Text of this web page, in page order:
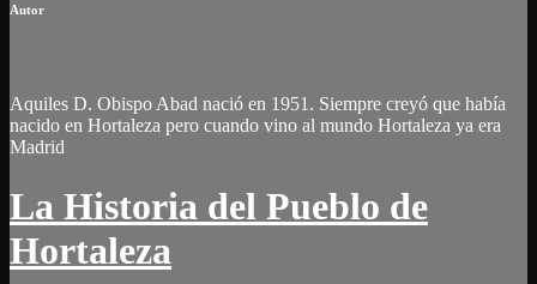
Autor
Aquiles D. Obispo Abad nació en 1951. Siempre creyó que había
nacido en Hortaleza pero cuando vino al mundo Hortaleza ya era
Madrid
La Historia del Pueblo de
Hortaleza